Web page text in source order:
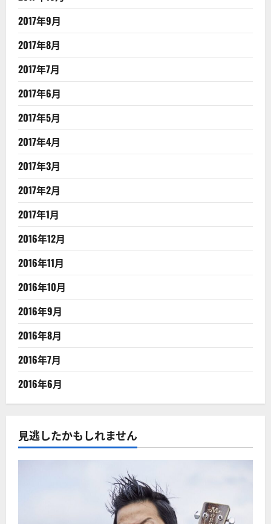
2017年9月
2017年8月
2017年7月
2017年6月
2017年5月
2017年4月
2017年3月
2017年2月
2017年1月
2016年12月
2016年11月
2016年10月
2016年9月
2016年8月
2016年7月
2016年6月
見逃したかもしれません